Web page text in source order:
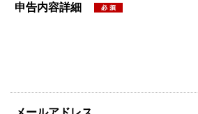
申告内容詳細